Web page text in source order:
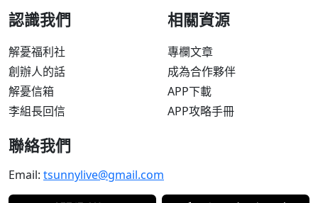
認識我們
解憂福利社
創辦人的話
解憂信箱
李組長回信
相關資源
專欄文章
成為合作夥伴
APP下載
APP攻略手冊
聯絡我們
Email: tsunnylive@gmail.com